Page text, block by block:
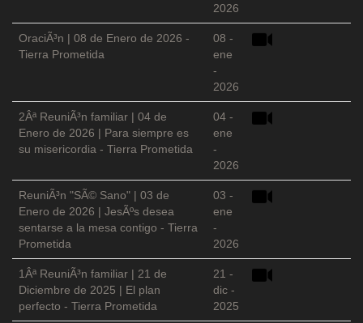
2026
OraciÃ³n | 08 de Enero de 2026 -
Tierra Prometida
08 -
ene
-
2026
2Âª ReuniÃ³n familiar | 04 de
Enero de 2026 | Para siempre es
su misericordia - Tierra Prometida
04 -
ene
-
2026
ReuniÃ³n "SÃ© Sano" | 03 de
Enero de 2026 | JesÃºs desea
sentarse a la mesa contigo - Tierra
Prometida
03 -
ene
-
2026
1Âª ReuniÃ³n familiar | 21 de
Diciembre de 2025 | El plan
perfecto - Tierra Prometida
21 -
dic -
2025